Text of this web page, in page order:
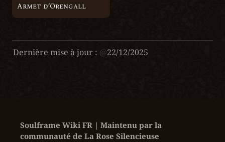
Armet d’Orengall
Dernière mise à jour : @22/12/2025
Soulframe Wiki FR | Maintenu par la
communauté de La Rose Silencieuse